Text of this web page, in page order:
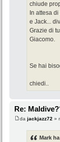
chiude
In attesa
e Jack...
Grazie di
Giacomo.
Se hai
chiedi..
Re:
da jackjazz72 »
Mark